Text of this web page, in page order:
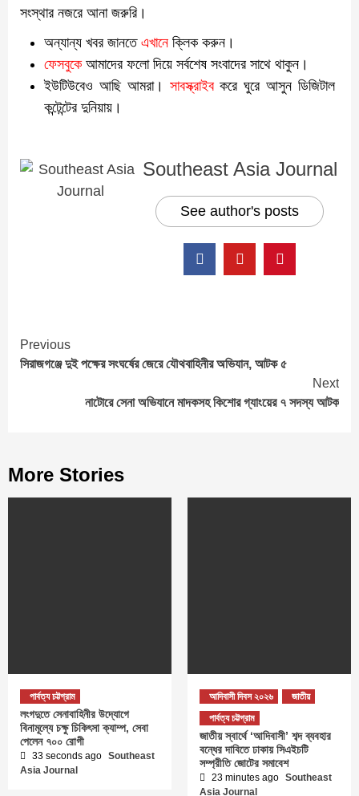
সংস্থার নজরে আনা জরুরি।
অন্যান্য খবর জানতে এখানে ক্লিক করুন।
ফেসবুকেআমাদের ফলো দিয়ে সর্বশেষ সংবাদের সাথে থাকুন।
ইউটিউবেও আছি আমরা। সাবস্ক্রাইব করে ঘুরে আসুন ডিজিটাল
কন্টেন্টের দুনিয়ায়।
Southeast Asia Journal
See author's posts
Continue
Reading
Previous
সিরাজগঞ্জে দুই পক্ষের সংঘর্ষের জেরে যৌথবাহিনীর অভিযান, আটক ৫
Next
নাটোরে সেনা অভিযানে মাদকসহ কিশোর গ্যাংয়ের ৭ সদস্য আটক
More Stories
পার্বত্য চট্টগ্রাম
লংগদুতে সেনাবাহিনীর উদ্যোগে
বিনামূল্যে চক্ষু চিকিৎসা ক্যাম্প, সেবা
পেলেন ৭০০ রোগী
33 seconds ago Southeast
Asia Journal
আদিবাসী দিবস ২০২৬
জাতীয়
পার্বত্য চট্টগ্রাম
জাতীয় স্বার্থে ‘আদিবাসী’ শব্দ ব্যবহার
বন্ধের দাবিতে ঢাকায় সিএইচটি
সম্প্রীতি জোটের সমাবেশ
23 minutes ago Southeast
Asia Journal